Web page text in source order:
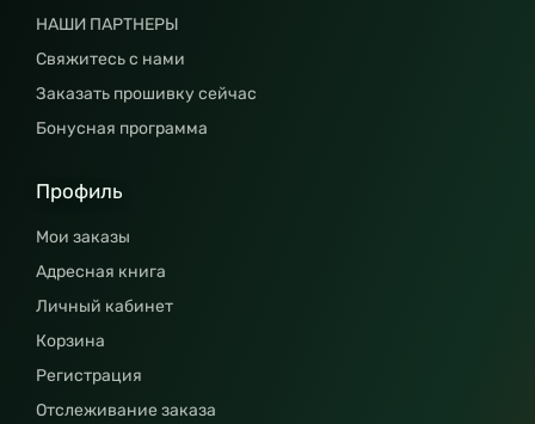
НАШИ ПАРТНЕРЫ
Свяжитесь с нами
Заказать прошивку сейчас
Бонусная программа
Профиль
Мои заказы
Адресная книга
Личный кабинет
Корзина
Регистрация
Отслеживание заказа